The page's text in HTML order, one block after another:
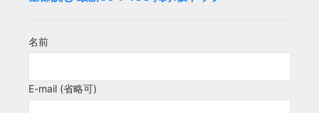
名前
E-mail (省略可)